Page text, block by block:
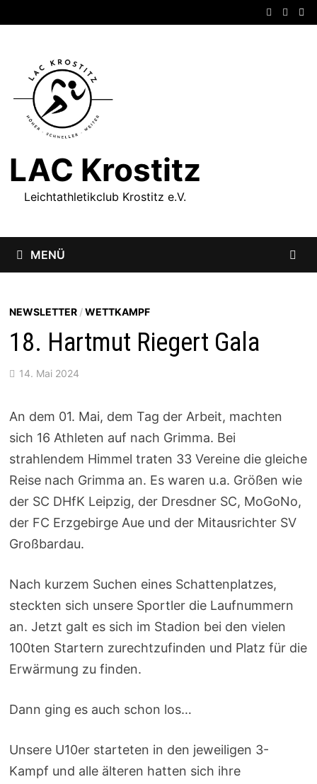
Inhalt
LAC Krostitz
Leichtathletikclub Krostitz e.V.
MENÜ
NEWSLETTER/WETTKAMPF
18. Hartmut Riegert Gala
14. Mai 2024
An dem 01. Mai, dem Tag der Arbeit, machten
sich 16 Athleten auf nach Grimma. Bei
strahlendem Himmel traten 33 Vereine die gleiche
Reise nach Grimma an. Es waren u.a. Größen wie
der SC DHfK Leipzig, der Dresdner SC, MoGoNo,
der FC Erzgebirge Aue und der Mitausrichter SV
Großbardau.
Nach kurzem Suchen eines Schattenplatzes,
steckten sich unsere Sportler die Laufnummern
an. Jetzt galt es sich im Stadion bei den vielen
100ten Startern zurechtzufinden und Platz für die
Erwärmung zu finden.
Dann ging es auch schon los…
Unsere U10er starteten in den jeweiligen 3-
Kampf und alle älteren hatten sich ihre